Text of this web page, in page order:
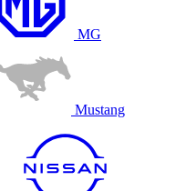
MG
Mustang